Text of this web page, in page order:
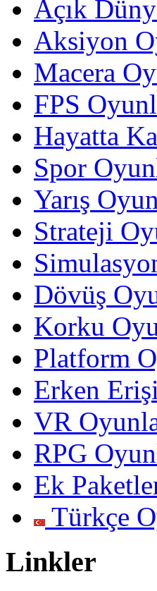
Açık
Aksiyon
Macera
FPS
Hayatta
Spor
Yarış
Strateji
Dövüş
Korku
Platform
Erken
VR
RPG
Ek
Türkçe
Linkler